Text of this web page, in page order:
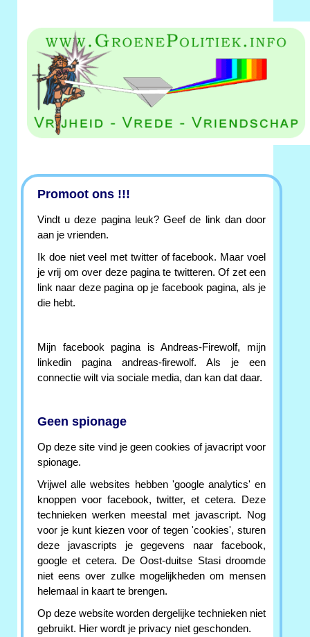
Promoot ons !!!
Vindt u deze pagina leuk? Geef de link dan door
aan je vrienden.
Ik doe niet veel met twitter of facebook. Maar voel
je vrij om over deze pagina te twitteren. Of zet een
link naar deze pagina op je facebook pagina, als je
die hebt.
Mijn facebook pagina is Andreas-Firewolf, mijn
linkedin pagina andreas-firewolf. Als je een
connectie wilt via sociale media, dan kan dat daar.
Geen spionage
Op deze site vind je geen cookies of javacript voor
spionage.
Vrijwel alle websites hebben 'google analytics' en
knoppen voor facebook, twitter, et cetera. Deze
technieken werken meestal met javascript. Nog
voor je kunt kiezen voor of tegen 'cookies', sturen
deze javascripts je gegevens naar facebook,
google et cetera. De Oost-duitse Stasi droomde
niet eens over zulke mogelijkheden om mensen
helemaal in kaart te brengen.
Op deze website worden dergelijke technieken niet
gebruikt. Hier wordt je privacy niet geschonden.